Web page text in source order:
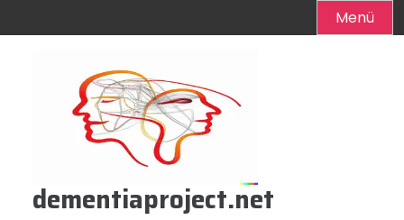
Menü
dementiaproject.net